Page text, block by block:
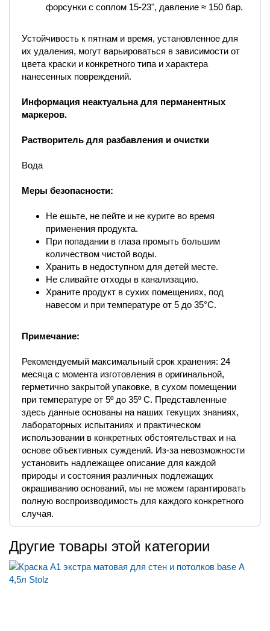
форсунки с соплом 15-23", давление ≈ 150 бар.
Устойчивость к пятнам и время, установленное для
их удаления, могут варьироваться в зависимости от
цвета краски и конкретного типа и характера
нанесенных повреждений.
Информация неактуальна для перманентных
маркеров.
Растворитель для разбавления и очистки
Вода
Меры безопасности:
Не ешьте, не пейте и не курите во время
применения продукта.
При попадании в глаза промыть большим
количеством чистой воды.
Хранить в недоступном для детей месте.
Не сливайте отходы в канализацию.
Храните продукт в сухих помещениях, под
навесом и при температуре от 5 до 35°C.
Примечание:
Рекомендуемый максимальный срок хранения: 24
месяца с момента изготовления в оригинальной,
герметично закрытой упаковке, в сухом помещении
при температуре от 5º до 35º C. Представленные
здесь данные основаны на наших текущих знаниях,
лабораторных испытаниях и практическом
использовании в конкретных обстоятельствах и на
основе объективных суждений. Из-за невозможности
установить надлежащее описание для каждой
природы и состояния различных подлежащих
окрашиванию оснований, мы не можем гарантировать
полную воспроизводимость для каждого конкретного
случая.
Другие товары этой категории